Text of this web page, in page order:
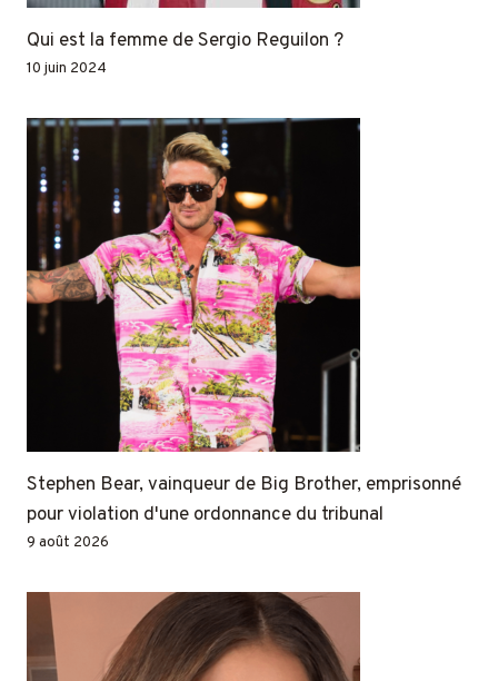
Qui est la femme de Sergio Reguilon ?
10 juin 2024
Stephen Bear, vainqueur de Big Brother, emprisonné
pour violation d'une ordonnance du tribunal
9 août 2026